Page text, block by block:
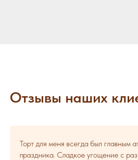
Отзывы наших
Торт для меня всегда был главным
праздника. Сладкое угощение с